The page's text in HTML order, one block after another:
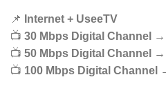
📌
Internet + UseeTV
📺 30 Mbps Digital Channel →
📺 50 Mbps Digital Channel →
📺 100 Mbps Digital Channel